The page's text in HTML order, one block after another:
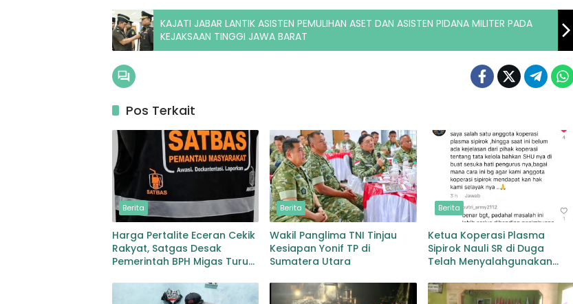
KAJATI JABAR LANTIK ASISTEN PEMULIHAN ASET DAN ASISTEN PIDANA MILITER PADA
KEJAKSAAN TINGGI JAWA BARAT
Pos Terkait
Berita
Harga Pertalite Eceran Cekik
Rakyat, Satgas Desak
Pemerintah BPH Migas Turun
Berita
Wakil Panglima TNI Tinjau
Kesiapan Yonif TP di
Sumatera Utara
Berita
Ketua Koperasi Plasma
Sipirok Nauli SR di Duga
Telah Menyalahgunakan